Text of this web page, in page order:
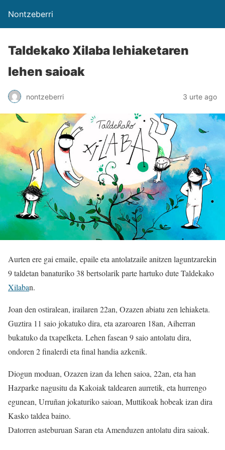
Nontzeberri
Taldekako Xilaba lehiaketaren
lehen saioak
nontzeberri 3 urte ago
Aurten ere gai emaile, epaile eta antolatzaile anitzen laguntzarekin
9 taldetan banaturiko 38 bertsolarik parte hartuko dute Taldekako
Xilaban.
Joan den ostiralean, irailaren 22an, Ozazen abiatu zen lehiaketa.
Guztira 11 saio jokatuko dira, eta azaroaren 18an, Aiherran
bukatuko da txapelketa. Lehen fasean 9 saio antolatu dira,
ondoren 2 finalerdi eta final handia azkenik.
Diogun moduan, Ozazen izan da lehen saioa, 22an, eta han
Hazparke nagusitu da Kakoiak taldearen aurretik, eta hurrengo
egunean, Urruñan jokaturiko saioan, Muttikoak hobeak izan dira
Kasko taldea baino.
Datorren asteburuan Saran eta Amenduzen antolatu dira saioak.